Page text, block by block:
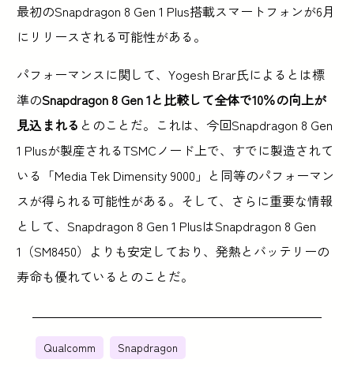
最初のSnapdragon 8 Gen 1 Plus搭載スマートフォンが6月
にリリースされる可能性がある。
パフォーマンスに関して、Yogesh Brar氏によるとは標
準のSnapdragon 8 Gen 1と比較して全体で10％の向上が
見込まれる とのことだ。これは、今回Snapdragon 8 Gen
1 Plusが製産されるTSMCノード上で、すでに製造されて
いる「Media Tek Dimensity 9000」と同等のパフォーマン
スが得られる可能性がある。そして、さらに重要な情報
として、Snapdragon 8 Gen 1 PlusはSnapdragon 8 Gen
1（SM8450）よりも安定しており、発熱とバッテリーの
寿命も優れているとのことだ。
Qualcomm Snapdragon